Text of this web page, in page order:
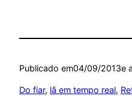
Publicado em04/09/2013e
Do fiar, lã em tempo real,